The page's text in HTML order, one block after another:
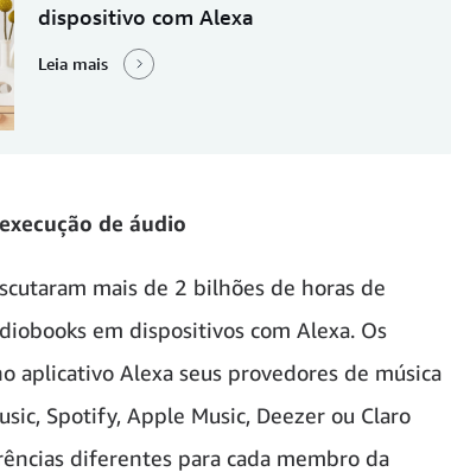
dispositivo com Alexa
Leia mais
de áudio
mais de 2 bilhões de horas de
em dispositivos com Alexa. Os
aplicativo Alexa seus provedores de música
Spotify, Apple Music, Deezer ou Claro
diferentes para cada membro da